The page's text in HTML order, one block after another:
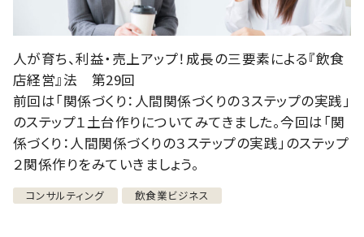
人が育ち、利益・売上アップ！成長の三要素による『飲食
店経営』法 第29回
前回は「関係づくり：人間関係づくりの３ステップの実践」
のステップ１土台作りについてみてきました。今回は「関
係づくり：人間関係づくりの３ステップの実践」のステップ
２関係作りをみていきましょう。
コンサルティング 飲食業ビジネス